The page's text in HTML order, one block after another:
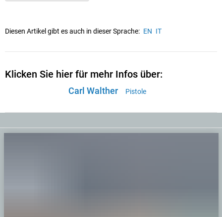
Diesen Artikel gibt es auch in dieser Sprache: EN IT
Klicken Sie hier für mehr Infos über:
Carl Walther Pistole